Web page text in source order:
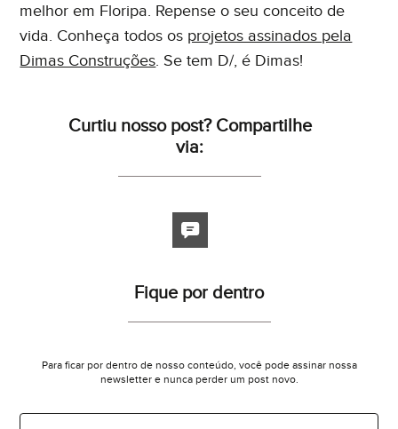
melhor em Floripa. Repense o seu conceito de
vida. Conheça todos os projetos assinados pela
Dimas Construções. Se tem D/, é Dimas!
Curtiu nosso post? Compartilhe
via:
Fique por dentro
Para ficar por dentro de nosso conteúdo, você pode assinar nossa
newsletter e nunca perder um post novo.